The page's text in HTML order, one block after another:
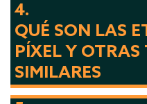
4.
QUÉ SON LAS
PÍXEL Y
SIMILARES